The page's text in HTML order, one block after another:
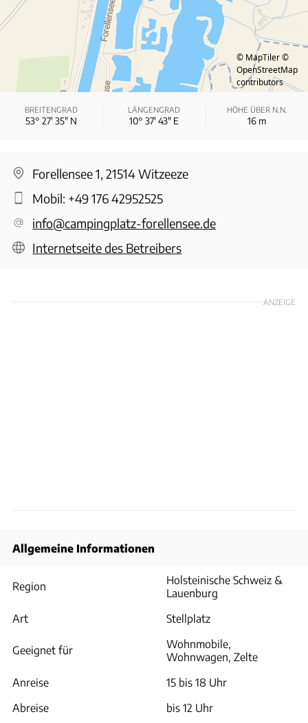
© MapTiler ©
OpenStreetMap
contributors
BREITENGRAD
53° 27′ 35″ N
LÄNGENGRAD
10° 37′ 43″ E
HÖHE ÜBER N.N.
16 m
Forellensee 1, 21514 Witzeeze
Mobil: +49 176 42952525
info@campingplatz-forellensee.de
Internetseite des Betreibers
ANZEIGE
Allgemeine Informationen
Region
Holsteinische Schweiz &
Lauenburg
Art
Stellplatz
Geeignet für
Wohnmobile,
Wohnwagen, Zelte
Anreise
15 bis 18 Uhr
Abreise
bis 12 Uhr